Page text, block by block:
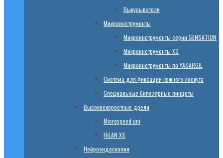
Выкусыватели
Микроинструменты
Микроинструменты серии SENSATION
Микроинструменты XS
Микроинструменты по YASARGIL
Система для фиксации кожного лоскута
Специальные биполярные пинцеты
Высокоскоростные дрели
Microspeed uni
HiLAN XS
Нейроэндоскопия